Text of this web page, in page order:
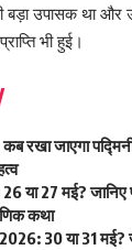
बड़ा उपासक था
भी हुई।
रखा जाएगा
27 मई? जानिए
कथा
30 या 31 मई?